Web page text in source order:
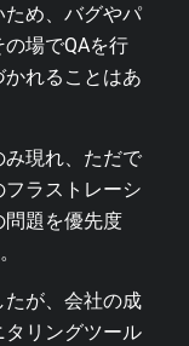
め、バグやパ
場でQAを行
れることはあ
現れ、ただで
ラストレーシ
問題を優先度
が、会社の成
リングツール